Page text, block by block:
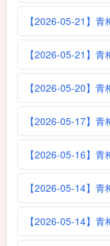
【2026-05-21】
【2026-05-21】
【2026-05-20】青
【2026-05-17】
【2026-05-16】
【2026-05-14】
【2026-05-14】